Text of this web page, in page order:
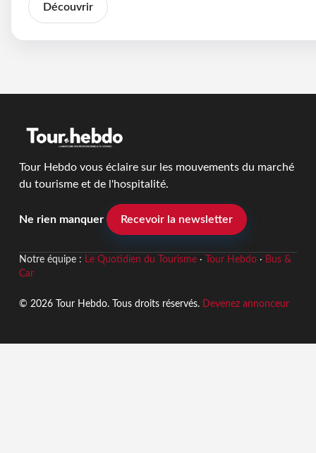
Découvrir
Tour Hebdo vous éclaire sur les mouvements du marché
du tourisme et de l'hospitalité.
Ne rien manquer Recevoir la newsletter
Notre équipe : Le Quotidien du Tourisme· Tour Hebdo· Bus &
Car
© 2026 Tour Hebdo. Tous droits réservés. Devenez annonceur